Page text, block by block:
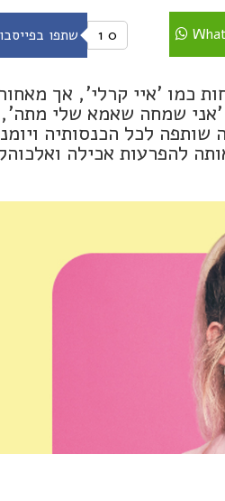
0 שתפו
כמו 'איי קרלי', אך
שמחה שאמא שלי מתה',
5 פעמים ביום, והייתה שותפה לכל
להפרעות אכילה